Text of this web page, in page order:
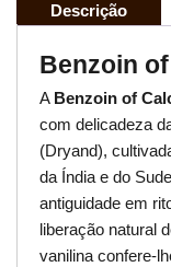
Descrição
Benzoin
A Benzoin of
com delicadeza
(Dryand),
da Índia e do
antiguidade em
liberação natural
vanilina confere-